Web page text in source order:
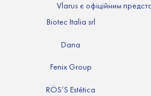
Vlarus є офіційним
Biotec Italia srl
Dana
Fenix Group
RÖS’S Estética